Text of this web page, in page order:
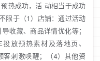
热成功，活 动相当于成功
限于（1）店铺：通过活动
收藏、商品详情优化等；
放预热素材及落地页、
客刺激唤醒；（4）其他资